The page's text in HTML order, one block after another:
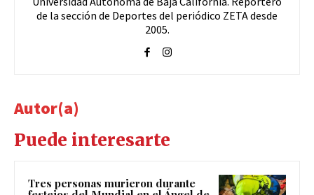
de la sección de Deportes del periódico ZETA desde
2005.
Autor(a)
Puede interesarte
Tres personas murieron durante